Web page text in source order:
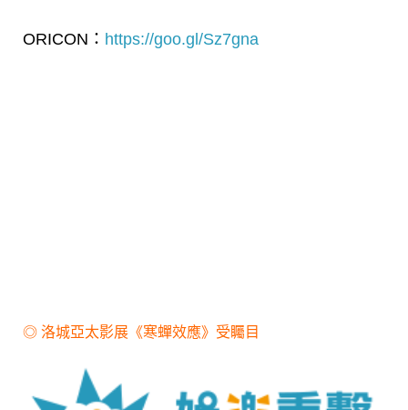
ORICON： https://goo.gl/Sz7gna
◎ 洛城亞太影展《寒蟬效應》受矚目